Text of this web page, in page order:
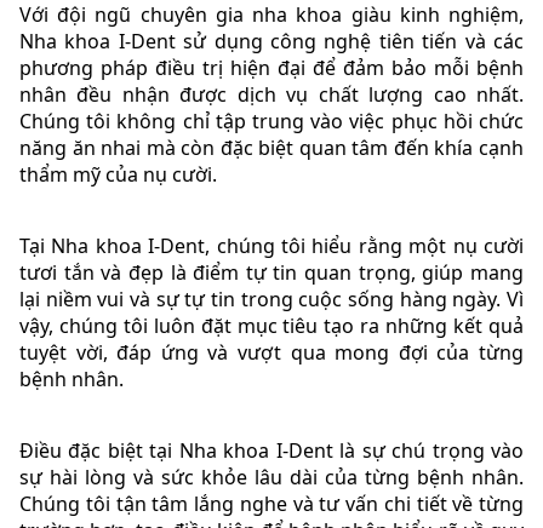
Với đội ngũ chuyên gia nha khoa giàu kinh nghiệm,
Nha khoa I-Dent sử dụng công nghệ tiên tiến và các
phương pháp điều trị hiện đại để đảm bảo mỗi bệnh
nhân đều nhận được dịch vụ chất lượng cao nhất.
Chúng tôi không chỉ tập trung vào việc phục hồi chức
năng ăn nhai mà còn đặc biệt quan tâm đến khía cạnh
thẩm mỹ của nụ cười.
Tại Nha khoa I-Dent, chúng tôi hiểu rằng một nụ cười
tươi tắn và đẹp là điểm tự tin quan trọng, giúp mang
lại niềm vui và sự tự tin trong cuộc sống hàng ngày. Vì
vậy, chúng tôi luôn đặt mục tiêu tạo ra những kết quả
tuyệt vời, đáp ứng và vượt qua mong đợi của từng
bệnh nhân.
Điều đặc biệt tại Nha khoa I-Dent là sự chú trọng vào
sự hài lòng và sức khỏe lâu dài của từng bệnh nhân.
Chúng tôi tận tâm lắng nghe và tư vấn chi tiết về từng